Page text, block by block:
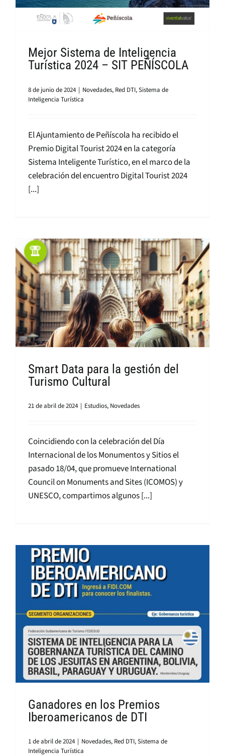
Mejor Sistema de Inteligencia
Turística 2024 – SIT PEÑÍSCOLA
8 de junio de 2024 | Novedades, Red DTI,Sistema de
Inteligencia Turística
El Ajuntamiento de Peñíscola ha recibido el
Premio Digital Tourist 2024 en la categoría
Sistema Inteligente Turístico, en el marco de la
celebración del encuentro Digital Tourist 2024
[...]
Smart Data para la gestión del
Turismo Cultural
21 de abril de 2024 | Estudios, Novedades
Coincidiendo con la celebración del Día
Internacional de los Monumentos y Sitios el
pasado 18/04, que promueve International
Council on Monuments and Sites (ICOMOS) y
UNESCO, compartimos algunos [...]
Ganadores en los Premios
Iberoamericanos de DTI
1 de abril de 2024 | Novedades, Red DTI,Sistema de
Inteligencia Turística